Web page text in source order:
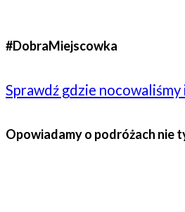
#DobraMiejscowka
Sprawdź gdzie nocowaliśmy
Opowiadamy o podróżach nie